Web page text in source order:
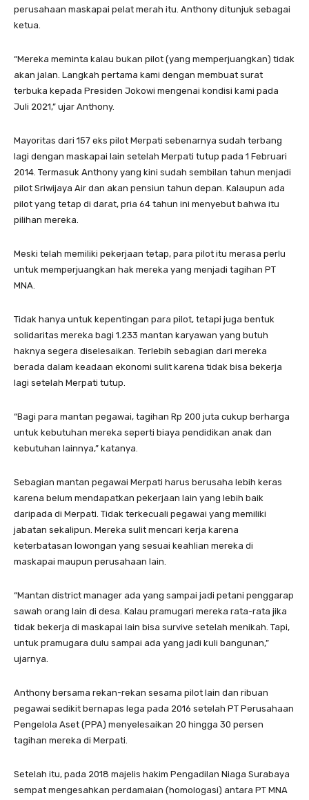
perusahaan maskapai pelat merah itu. Anthony ditunjuk sebagai
ketua.
“Mereka meminta kalau bukan pilot (yang memperjuangkan) tidak
akan jalan. Langkah pertama kami dengan membuat surat
terbuka kepada Presiden Jokowi mengenai kondisi kami pada
Juli 2021,” ujar Anthony.
Mayoritas dari 157 eks pilot Merpati sebenarnya sudah terbang
lagi dengan maskapai lain setelah Merpati tutup pada 1 Februari
2014. Termasuk Anthony yang kini sudah sembilan tahun menjadi
pilot Sriwijaya Air dan akan pensiun tahun depan. Kalaupun ada
pilot yang tetap di darat, pria 64 tahun ini menyebut bahwa itu
pilihan mereka.
Meski telah memiliki pekerjaan tetap, para pilot itu merasa perlu
untuk memperjuangkan hak mereka yang menjadi tagihan PT
MNA.
Tidak hanya untuk kepentingan para pilot, tetapi juga bentuk
solidaritas mereka bagi 1.233 mantan karyawan yang butuh
haknya segera diselesaikan. Terlebih sebagian dari mereka
berada dalam keadaan ekonomi sulit karena tidak bisa bekerja
lagi setelah Merpati tutup.
“Bagi para mantan pegawai, tagihan Rp 200 juta cukup berharga
untuk kebutuhan mereka seperti biaya pendidikan anak dan
kebutuhan lainnya,” katanya.
Sebagian mantan pegawai Merpati harus berusaha lebih keras
karena belum mendapatkan pekerjaan lain yang lebih baik
daripada di Merpati. Tidak terkecuali pegawai yang memiliki
jabatan sekalipun. Mereka sulit mencari kerja karena
keterbatasan lowongan yang sesuai keahlian mereka di
maskapai maupun perusahaan lain.
“Mantan district manager ada yang sampai jadi petani penggarap
sawah orang lain di desa. Kalau pramugari mereka rata-rata jika
tidak bekerja di maskapai lain bisa survive setelah menikah. Tapi,
untuk pramugara dulu sampai ada yang jadi kuli bangunan,”
ujarnya.
Anthony bersama rekan-rekan sesama pilot lain dan ribuan
pegawai sedikit bernapas lega pada 2016 setelah PT Perusahaan
Pengelola Aset (PPA) menyelesaikan 20 hingga 30 persen
tagihan mereka di Merpati.
Setelah itu, pada 2018 majelis hakim Pengadilan Niaga Surabaya
sempat mengesahkan perdamaian (homologasi) antara PT MNA